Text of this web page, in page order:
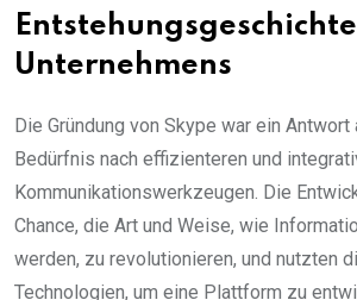
Unternehmens
Die Gründung von Skype war ein
Bedürfnis nach effizienteren und
Kommunikationswerkzeugen. Die
Chance, die Art und Weise, wie
werden, zu revolutionieren, und nutzten
Technologien, um eine Plattform zu